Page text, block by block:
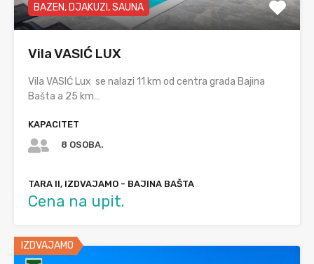
BAZEN, DJAKUZI, SAUNA
Vila VASIĆ LUX
Vila VASIĆ Lux se nalazi 11 km od centra grada Bajina
Bašta a 25 km…
KAPACITET
8 OSOBA.
TARA II, IZDVAJAMO - BAJINA BAŠTA
Cena na upit.
IZDVAJAMO